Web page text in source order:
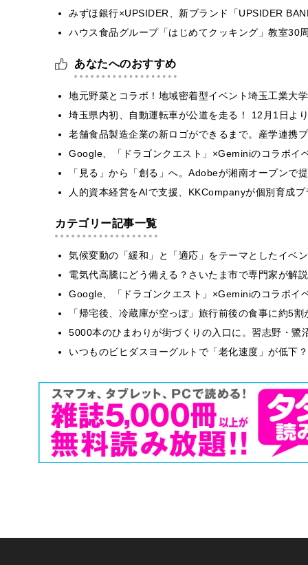
みずほ銀行×UPSIDER、新ブランド「UPSIDER
ハウス食品グループ「はじめてクッキング」教室
あなたへのおすすめ
地元野菜とコラボ！地域密着型イベント埼玉工業大
埼玉県内初、自動運転車が公道を走る！ 12月1日よ
老舗食品製造企業の新ロゴができるまで。産学連携
Google、「ドラゴンクエスト」×Geminiのコラボイ
「見る」から「創る」へ。Adobeが湘南オープンで
人的資本経営をAIで支援、KKCompanyが個別育成
カテゴリー記事一覧
気候変動の「緩和」と「適応」をテーマとしたイベ
電気代高騰にどう備える？さいたま市で専門家が解
Google、「ドラゴンクエスト」×Geminiのコラボイ
「帰宅後、冷蔵庫が空っぽ」旅行前後の食事に約5
5000本のひまわりが街づくりの入口に。習志野・
いつものビヒダスヨーグルトで「老化速度」が低